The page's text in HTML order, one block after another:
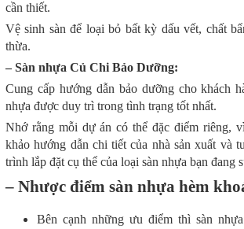
cần thiết.
Vệ sinh sàn để loại bỏ bất kỳ dấu vết, chất
thừa.
– Sàn nhựa Củ Chi Bảo Dưỡng:
Cung cấp hướng dẫn bảo dưỡng cho khách
nhựa được duy trì trong tình trạng tốt nhất.
Nhớ rằng mỗi dự án có thể đặc điểm riêng,
khảo hướng dẫn chi tiết của nhà sản xuất và
trình lắp đặt cụ thể của loại sàn nhựa bạn đang
– Nhược điểm sàn nhựa hèm
Bên cạnh những ưu điểm thì sàn